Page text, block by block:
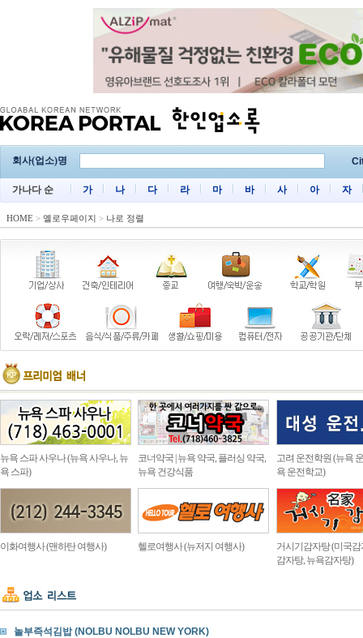
회사(업소)명
가나다 순 가 나 다 라 마 바 사 아 자
HOME > 옐로우페이지 > 나로 정렬
뉴욕 스파 사우나 (뉴욕 사우나, 뉴
욕 스파)
코너약국 | 뉴욕 약국, 플러싱 약국,
뉴욕 건강식품
고려 운전학원 (뉴욕
욕 운전학교)
이화여행사 (맨하탄 여행사) 헬로여행사 (뉴저지 여행사)
거시기감자탕 (미국감
감자탕, 뉴욕감자탕)
놀부즉석김밥 (NOLBU NOLBU NEW YORK)